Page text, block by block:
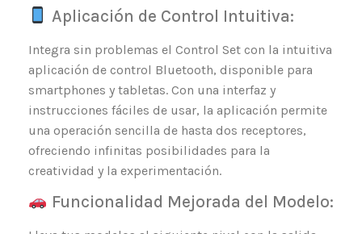
Aplicación de Control Intuitiva:
Integra sin problemas el Control Set con la intuitiva
aplicación de control Bluetooth, disponible para
smartphones y tabletas. Con una interfaz y
instrucciones fáciles de usar, la aplicación permite
una operación sencilla de hasta dos receptores,
ofreciendo infinitas posibilidades para la
creatividad y la experimentación.
Funcionalidad Mejorada del Modelo: